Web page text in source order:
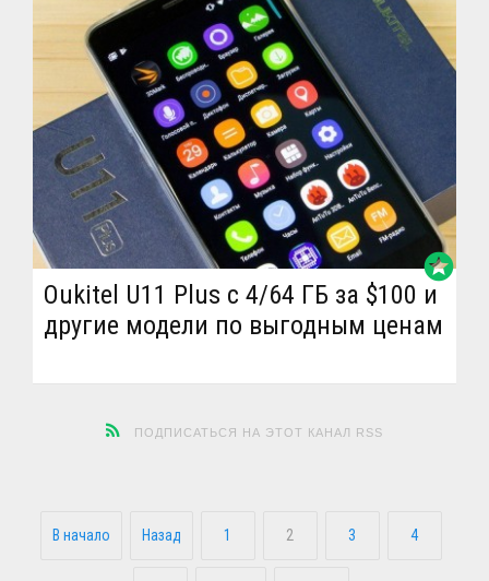
Oukitel U11 Plus с 4/64 ГБ за $100 и
другие модели по выгодным ценам
stars
ПОДПИСАТЬСЯ НА ЭТОТ КАНАЛ RSS
В начало Назад 1 2 3 4